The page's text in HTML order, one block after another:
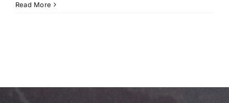
Read More